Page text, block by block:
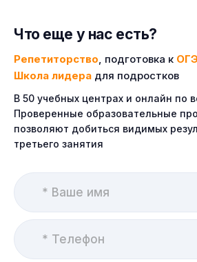
Что еще у нас есть?
Репетиторство, подготовка к
Школа лидера для подростков
В 50 учебных центрах и онлайн по
Проверенные образовательные
позволяют добиться видимых
третьего занятия